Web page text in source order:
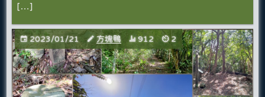
[…]
2023/01/21 方塊鴨 912 2